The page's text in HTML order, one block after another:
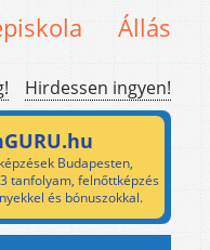
Állás
Hirdessen ingyen!
Budapesten,
tanfolyam, felnőttképzés
és bónuszokkal.